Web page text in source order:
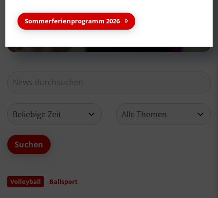
Neues aus deinem Verein
Volleyball Ballsport
Sommerferienprogramm 2026